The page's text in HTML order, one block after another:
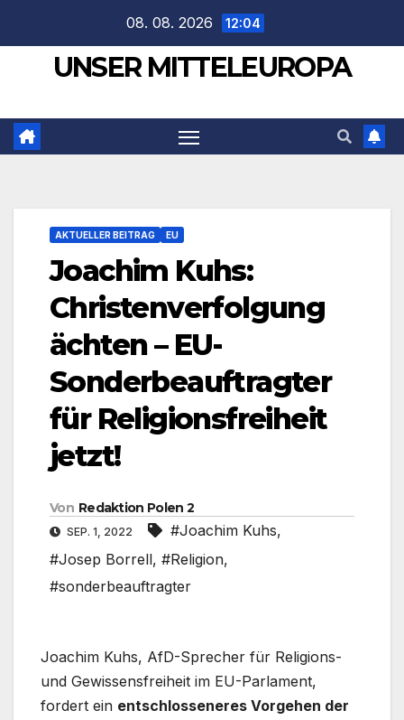
springen
08. 08. 2026 12:04
UNSER MITTELEUROPA
AKTUELLER BEITRAG EU
Joachim Kuhs:
Christenverfolgung
ächten – EU-
Sonderbeauftragter
für Religionsfreiheit
jetzt!
Von Redaktion Polen 2
SEP. 1, 2022 #Joachim Kuhs,
#Josep Borrell, #Religion,
#sonderbeauftragter
Joachim Kuhs, AfD-Sprecher für Religions-
und Gewissensfreiheit im EU-Parlament,
fordert ein entschlosseneres Vorgehen der